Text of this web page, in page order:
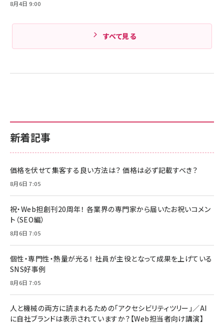
新着記事
価格を伏せて集客する良い方法は？ 価格は必ず記載すべき？
8月6日 7:05
祝・Web担創刊20周年！ 各業界の専門家から届いたお祝いコメン
ト（SEO編）
8月6日 7:05
個性・専門性・熱量が光る！ 社員が主役となって成果を上げている
SNS好事例
8月6日 7:05
人と機械の両方に読まれるための「アクセシビリティツリー」／AI
に自社ブランドは表示されていますか？【Web担当者向け講演】
8月4日 9:00
すべて見る